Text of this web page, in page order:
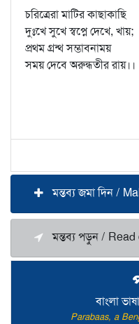
বাংলা
Parabaas, a
চরিত্রেরা মাটির কাছাকাছি
দুঃখে সুখে স্বপ্নে দেখে, খায়;
প্রথম গ্রন্থ সম্ভাবনাময়
সময় দেবে অরুন্ধতীর রায়।।
মন্তব্য জমা দিন /
মন্তব্য পড়ুন /